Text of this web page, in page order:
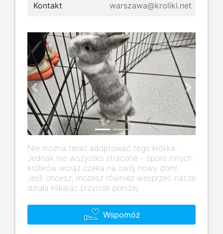
Kontakt warszawa@kroliki.net
Previous Next
Nie można teraz adoptować tego królika.
Jednak nie wszystko stracone - sporo innych
królików wciąż czeka na swój nowy dom!
Jeśli chcesz, możesz również wesprzeć nasze
działa klikając przycisk poniżej
Wspomóż